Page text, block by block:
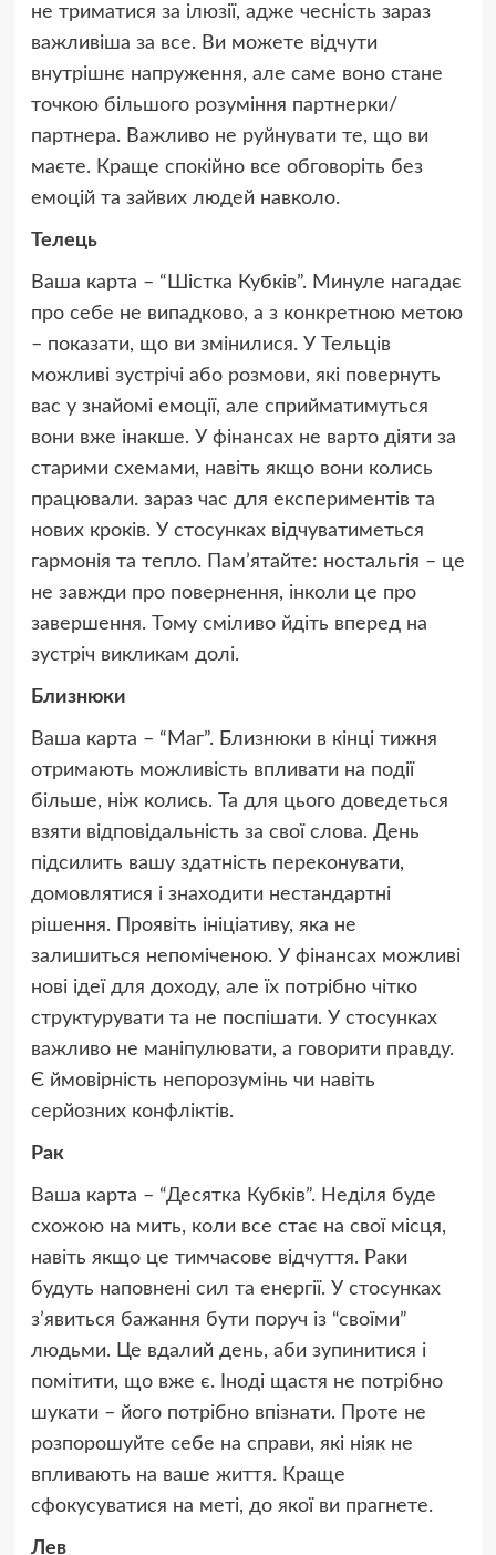
не триматися за ілюзії, адже чесність зараз
важливіша за все. Ви можете відчути
внутрішнє напруження, але саме воно стане
точкою більшого розуміння партнерки/
партнера. Важливо не руйнувати те, що ви
маєте. Краще спокійно все обговоріть без
емоцій та зайвих людей навколо.
Телець
Ваша карта – “Шістка Кубків”. Минуле нагадає
про себе не випадково, а з конкретною метою
– показати, що ви змінилися. У Тельців
можливі зустрічі або розмови, які повернуть
вас у знайомі емоції, але сприйматимуться
вони вже інакше. У фінансах не варто діяти за
старими схемами, навіть якщо вони колись
працювали. зараз час для експериментів та
нових кроків. У стосунках відчуватиметься
гармонія та тепло. Пам’ятайте: ностальгія – це
не завжди про повернення, інколи це про
завершення. Тому сміливо йдіть вперед на
зустріч викликам долі.
Близнюки
Ваша карта – “Маг”. Близнюки в кінці тижня
отримають можливість впливати на події
більше, ніж колись. Та для цього доведеться
взяти відповідальність за свої слова. День
підсилить вашу здатність переконувати,
домовлятися і знаходити нестандартні
рішення. Проявіть ініціативу, яка не
залишиться непоміченою. У фінансах можливі
нові ідеї для доходу, але їх потрібно чітко
структурувати та не поспішати. У стосунках
важливо не маніпулювати, а говорити правду.
Є ймовірність непорозумінь чи навіть
серйозних конфліктів.
Рак
Ваша карта – “Десятка Кубків”. Неділя буде
схожою на мить, коли все стає на свої місця,
навіть якщо це тимчасове відчуття. Раки
будуть наповнені сил та енергії. У стосунках
з’явиться бажання бути поруч із “своїми”
людьми. Це вдалий день, аби зупинитися і
помітити, що вже є. Іноді щастя не потрібно
шукати – його потрібно впізнати. Проте не
розпорошуйте себе на справи, які ніяк не
впливають на ваше життя. Краще
сфокусуватися на меті, до якої ви прагнете.
Лев